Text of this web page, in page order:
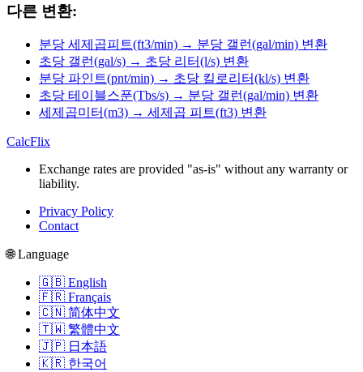
다른 변환:
분당 세제곱피트(ft3/min) → 분당 갤런(gal/min) 변환
초당 갤런(gal/s) → 초당 리터(l/s) 변환
분당 파인트(pnt/min) → 초당 킬로리터(kl/s) 변환
초당 테이블스푼(Tbs/s) → 분당 갤런(gal/min) 변환
세제곱미터(m3) → 세제곱 피트(ft3) 변환
CalcFlix
Exchange rates are provided "as-is" without any warranty or
liability.
Privacy Policy
Contact
🌐 Language
🇬🇧 English
🇫🇷 Français
🇨🇳 简体中文
🇹🇼 繁體中文
🇯🇵 日本語
🇰🇷 한국어